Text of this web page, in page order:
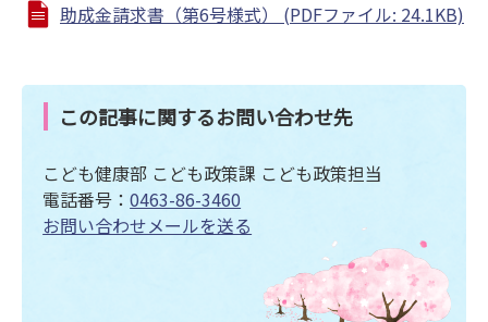
助成金請求書（第6号様式） (PDFファイル: 24.1KB)
この記事に関するお問い合わせ先
こども健康部 こども政策課 こども政策担当
電話番号：0463-86-3460
お問い合わせメールを送る